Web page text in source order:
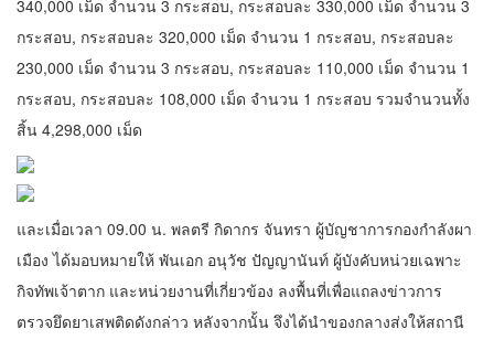
340,000 เม็ด จำนวน 3 กระสอบ, กระสอบละ 330,000 เม็ด จำนวน 3
กระสอบ, กระสอบละ 320,000 เม็ด จำนวน 1 กระสอบ, กระสอบละ
230,000 เม็ด จำนวน 3 กระสอบ, กระสอบละ 110,000 เม็ด จำนวน 1
กระสอบ, กระสอบละ 108,000 เม็ด จำนวน 1 กระสอบ รวมจำนวนทั้ง
สิ้น 4,298,000 เม็ด
และเมื่อเวลา 09.00 น. พลตรี กิดากร จันทรา ผู้บัญชาการกองกำลังผา
เมือง ได้มอบหมายให้ พันเอก อนุวัช ปัญญานันท์ ผู้บังคับหน่วยเฉพาะ
กิจทัพเจ้าตาก และหน่วยงานที่เกี่ยวข้อง ลงพื้นที่เพื่อแถลงข่าวการ
ตรวจยึดยาเสพติดดังกล่าว หลังจากนั้น จึงได้นำของกลางส่งให้สถานี